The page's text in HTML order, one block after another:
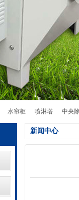
水帘柜 喷淋塔 中央
新闻中心